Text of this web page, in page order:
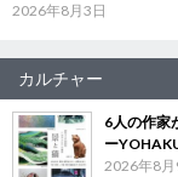
2026年8月3日
カルチャー
6人の作家
ー
2026年8月